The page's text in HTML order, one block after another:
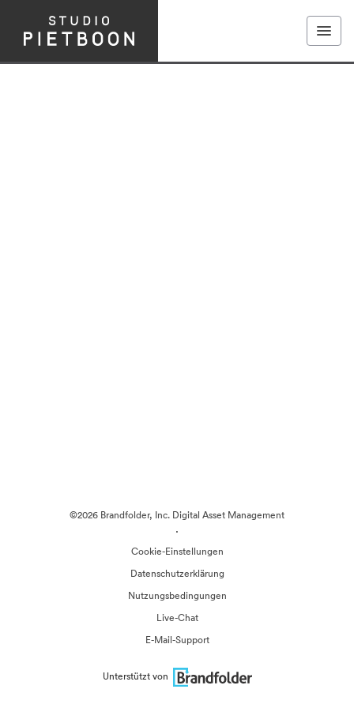
©2026 Brandfolder, Inc. Digital Asset Management
·
Cookie-Einstellungen
Datenschutzerklärung
Nutzungsbedingungen
Live-Chat
E-Mail-Support
Unterstützt von